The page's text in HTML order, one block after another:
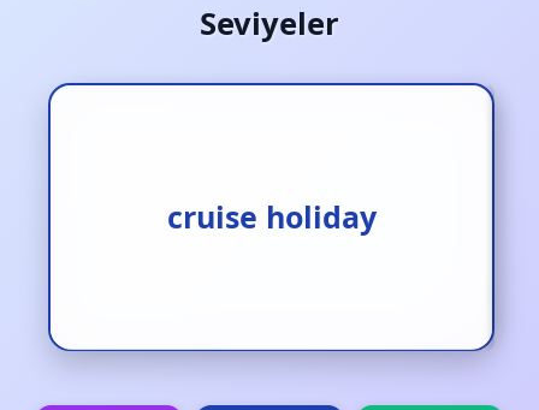
Seviyeler
cruise holiday
gemi tatili